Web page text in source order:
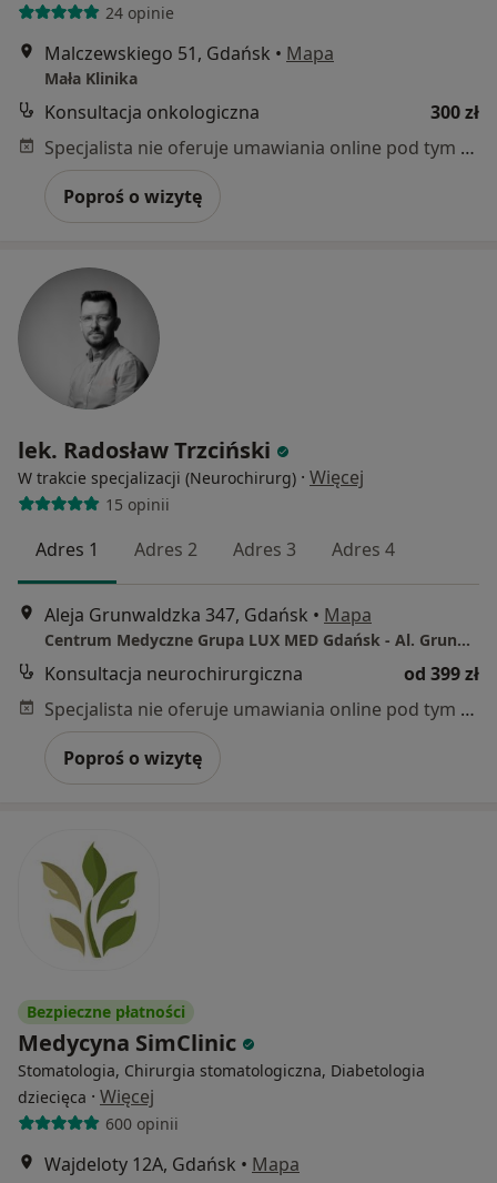
24 opinie
Malczewskiego 51, Gdańsk • Mapa
Mała Klinika
Konsultacja onkologiczna
300 zł
Specjalista nie oferuje umawiania online pod tym adresem.
Poproś o wizytę
lek. Radosław Trzciński
W trakcie specjalizacji (Neurochirurg) · Więcej
15 opinii
Adres 1 Adres 2 Adres 3 Adres 4
Aleja Grunwaldzka 347, Gdańsk • Mapa
Centrum Medyczne Grupa LUX MED Gdańsk - Al. Grunwaldzka 347
Konsultacja neurochirurgiczna
od 399 zł
Specjalista nie oferuje umawiania online pod tym adresem.
Poproś o wizytę
Bezpieczne płatności
Medycyna SimClinic
Stomatologia, Chirurgia stomatologiczna, Diabetologia
dziecięca · Więcej
600 opinii
Wajdeloty 12A, Gdańsk • Mapa